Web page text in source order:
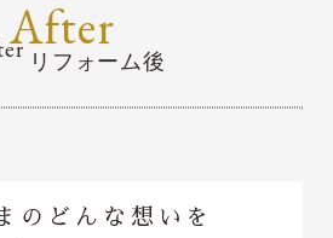
After
リフォーム後
のどんな想いを